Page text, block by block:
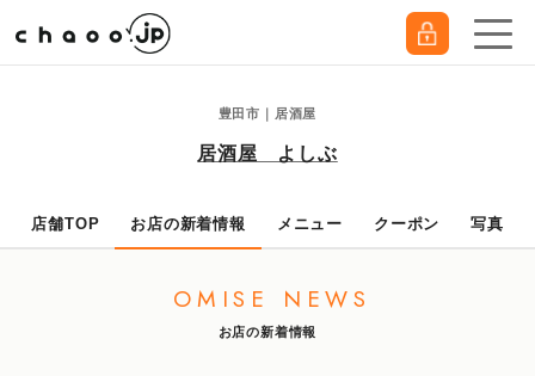
豊田市｜居酒屋
居酒屋 よしぶ
店舗TOP お店の新着情報 メニュー クーポン 写真
OMISE NEWS
お店の新着情報